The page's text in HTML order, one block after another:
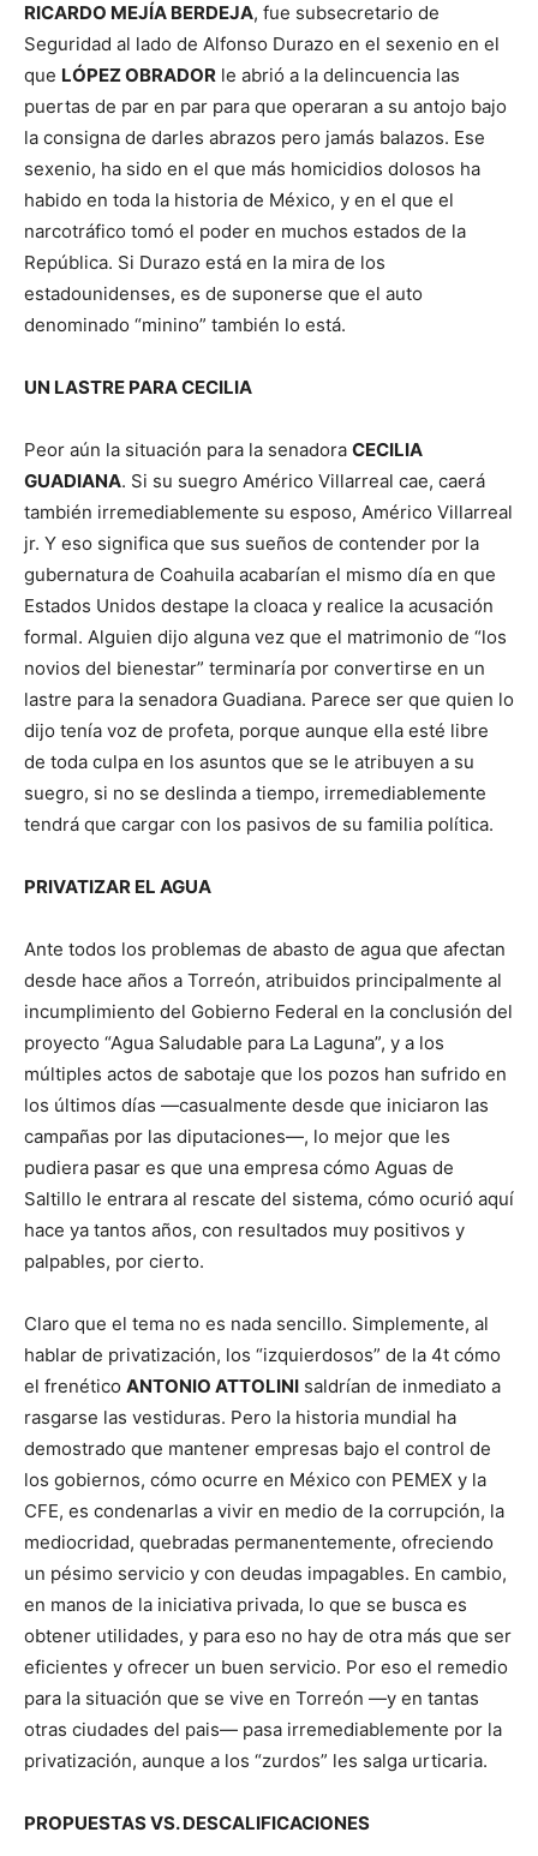
RICARDO MEJÍA BERDEJA, fue subsecretario de
Seguridad al lado de Alfonso Durazo en el sexenio en el
que LÓPEZ OBRADOR le abrió a la delincuencia las
puertas de par en par para que operaran a su antojo bajo
la consigna de darles abrazos pero jamás balazos. Ese
sexenio, ha sido en el que más homicidios dolosos ha
habido en toda la historia de México, y en el que el
narcotráfico tomó el poder en muchos estados de la
República. Si Durazo está en la mira de los
estadounidenses, es de suponerse que el auto
denominado “minino” también lo está.
UN LASTRE PARA CECILIA
Peor aún la situación para la senadora CECILIA
GUADIANA. Si su suegro Américo Villarreal cae, caerá
también irremediablemente su esposo, Américo Villarreal
jr. Y eso significa que sus sueños de contender por la
gubernatura de Coahuila acabarían el mismo día en que
Estados Unidos destape la cloaca y realice la acusación
formal. Alguien dijo alguna vez que el matrimonio de “los
novios del bienestar” terminaría por convertirse en un
lastre para la senadora Guadiana. Parece ser que quien lo
dijo tenía voz de profeta, porque aunque ella esté libre
de toda culpa en los asuntos que se le atribuyen a su
suegro, si no se deslinda a tiempo, irremediablemente
tendrá que cargar con los pasivos de su familia política.
PRIVATIZAR EL AGUA
Ante todos los problemas de abasto de agua que afectan
desde hace años a Torreón, atribuidos principalmente al
incumplimiento del Gobierno Federal en la conclusión del
proyecto “Agua Saludable para La Laguna”, y a los
múltiples actos de sabotaje que los pozos han sufrido en
los últimos días —casualmente desde que iniciaron las
campañas por las diputaciones—, lo mejor que les
pudiera pasar es que una empresa cómo Aguas de
Saltillo le entrara al rescate del sistema, cómo ocurió aquí
hace ya tantos años, con resultados muy positivos y
palpables, por cierto.
Claro que el tema no es nada sencillo. Simplemente, al
hablar de privatización, los “izquierdosos” de la 4t cómo
el frenético ANTONIO ATTOLINI saldrían de inmediato a
rasgarse las vestiduras. Pero la historia mundial ha
demostrado que mantener empresas bajo el control de
los gobiernos, cómo ocurre en México con PEMEX y la
CFE, es condenarlas a vivir en medio de la corrupción, la
mediocridad, quebradas permanentemente, ofreciendo
un pésimo servicio y con deudas impagables. En cambio,
en manos de la iniciativa privada, lo que se busca es
obtener utilidades, y para eso no hay de otra más que ser
eficientes y ofrecer un buen servicio. Por eso el remedio
para la situación que se vive en Torreón —y en tantas
otras ciudades del pais— pasa irremediablemente por la
privatización, aunque a los “zurdos” les salga urticaria.
PROPUESTAS VS. DESCALIFICACIONES